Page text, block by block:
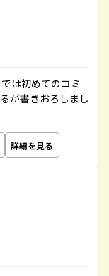
は初めてのコミ
が書きおろしまし
詳細を見る